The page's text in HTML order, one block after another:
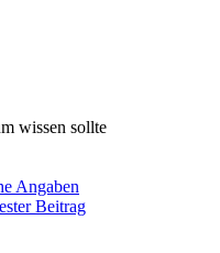
wissen sollte
Angaben
Beitrag